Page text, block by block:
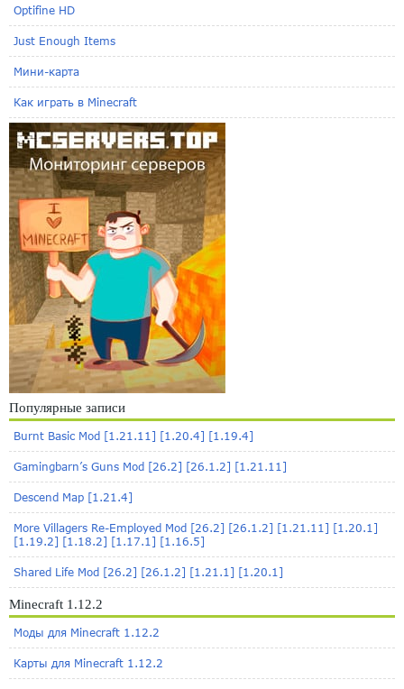
Optifine HD
Just Enough Items
Мини-карта
Как играть в Minecraft
Популярные записи
Burnt Basic Mod [1.21.11] [1.20.4] [1.19.4]
Gamingbarn’s Guns Mod [26.2] [26.1.2] [1.21.11]
Descend Map [1.21.4]
More Villagers Re-Employed Mod [26.2] [26.1.2] [1.21.11] [1.20.1]
[1.19.2] [1.18.2] [1.17.1] [1.16.5]
Shared Life Mod [26.2] [26.1.2] [1.21.1] [1.20.1]
Minecraft 1.12.2
Моды для Minecraft 1.12.2
Карты для Minecraft 1.12.2